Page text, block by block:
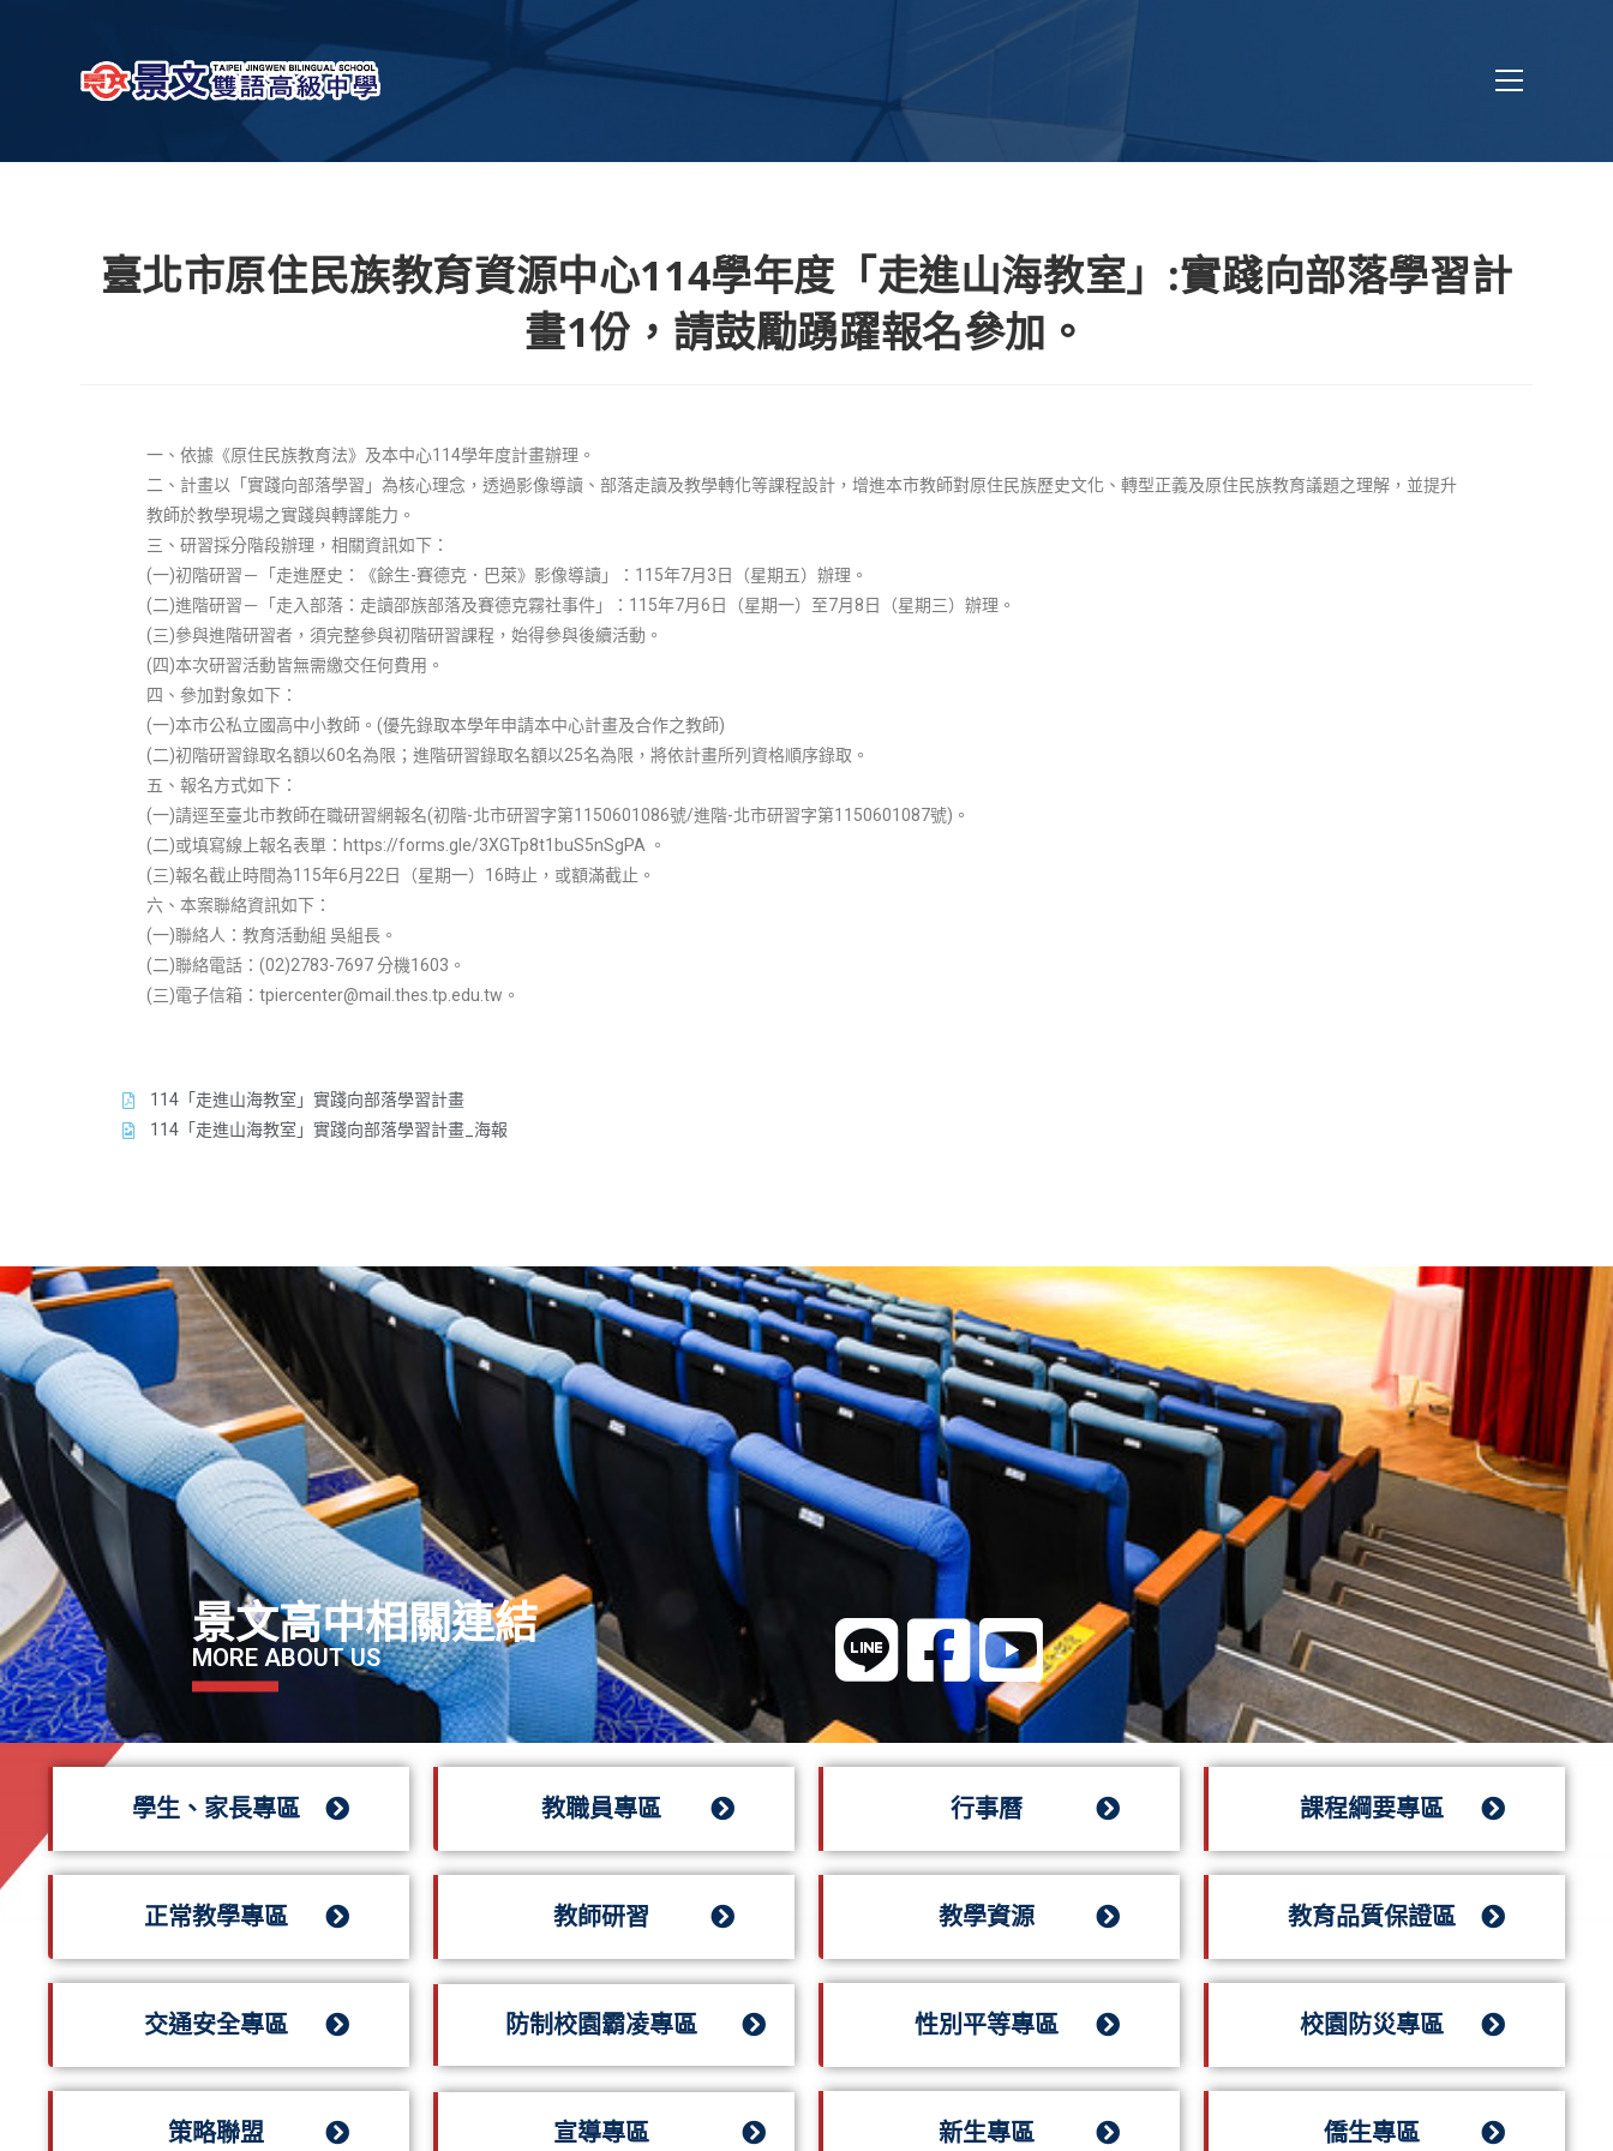
臺北市原住民族教育資源中心114學年度「走進山海教室」:實踐向部落學習計
畫1份，請鼓勵踴躍報名參加。
一、依據《原住民族教育法》及本中心114學年度計畫辦理。
二、計畫以「實踐向部落學習」為核心理念，透過影像導讀、部落走讀及教學轉化等課程設計，增進本市教師對原住民族歷史文化、轉型正義及原住民族教育議題之理解，並提升
教師於教學現場之實踐與轉譯能力。
三、研習採分階段辦理，相關資訊如下：
(一)初階研習－「走進歷史：《餘生-賽德克．巴萊》影像導讀」：115年7月3日（星期五）辦理。
(二)進階研習－「走入部落：走讀邵族部落及賽德克霧社事件」：115年7月6日（星期一）至7月8日（星期三）辦理。
(三)參與進階研習者，須完整參與初階研習課程，始得參與後續活動。
(四)本次研習活動皆無需繳交任何費用。
四、參加對象如下：
(一)本市公私立國高中小教師。(優先錄取本學年申請本中心計畫及合作之教師)
(二)初階研習錄取名額以60名為限；進階研習錄取名額以25名為限，將依計畫所列資格順序錄取。
五、報名方式如下：
(一)請逕至臺北市教師在職研習網報名(初階-北市研習字第1150601086號/進階-北市研習字第1150601087號)。
(二)或填寫線上報名表單：https://forms.gle/3XGTp8t1buS5nSgPA 。
(三)報名截止時間為115年6月22日（星期一）16時止，或額滿截止。
六、本案聯絡資訊如下：
(一)聯絡人：教育活動組 吳組長。
(二)聯絡電話：(02)2783-7697 分機1603。
(三)電子信箱：tpiercenter@mail.thes.tp.edu.tw。
114「走進山海教室」實踐向部落學習計畫
114「走進山海教室」實踐向部落學習計畫_海報
景文高中相關連結
MORE ABOUT US
學生、家長專區 教職員專區 行事曆 課程綱要專區
正常教學專區 教師研習 教學資源 教育品質保證區
交通安全專區 防制校園霸凌專區 性別平等專區 校園防災專區
策略聯盟 宣導專區 新生專區 僑生專區